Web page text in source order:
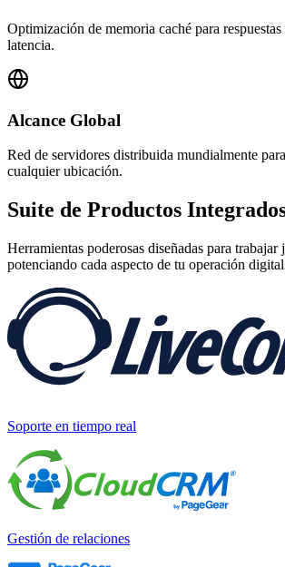
Optimización de memoria caché para
latencia.
Alcance Global
Red de servidores distribuida mundialmente
cualquier ubicación.
Suite de Productos
Herramientas poderosas diseñadas para trabajar
potenciando cada aspecto de tu operación
Soporte en tiempo real
Gestión de relaciones